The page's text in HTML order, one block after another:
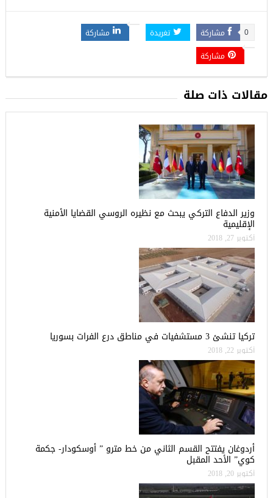
مشاركة 0 تغريدة
مشاركة
مشاركة
مقالات ذات صلة
وزير الدفاع التركي يبحث مع نظيره الروسي القضايا الأمنية
الإقليمية
أكتوبر 27, 2018
تركيا تنشئ 3 مستشفيات في مناطق درع الفرات بسوريا
أكتوبر 22, 2018
أردوغان يفتتح القسم الثاني من خط مترو ” أوسكودار- جكمة
كوي” الأحد المقبل
أكتوبر 20, 2018